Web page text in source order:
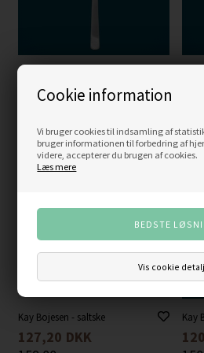
Cookie information
Vi bruger cookies til indsamling af
bruger informationen til forbedring af
videre, accepterer du brugen af cookies.
Læs mere
Vis cookie
Kay Bojesen - Lille
serveringsske
215,20 DKK
269,00
-20%
Kay Bojesen - saltske
127,20 DKK
Kay